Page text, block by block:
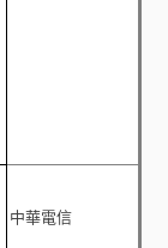
中華電信